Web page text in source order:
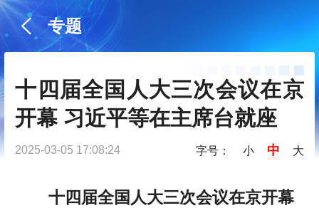
专题
十四届全国人大三次会议在京
开幕 习近平等在主席台就座
2025-03-05 17:08:24 字号： 小 中 大
十四届全国人大三次会议在京开幕